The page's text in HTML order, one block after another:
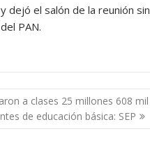
dejó el salón de la reunión sin
PAN.
a clases 25 millones 608 mil
de educación básica: SEP